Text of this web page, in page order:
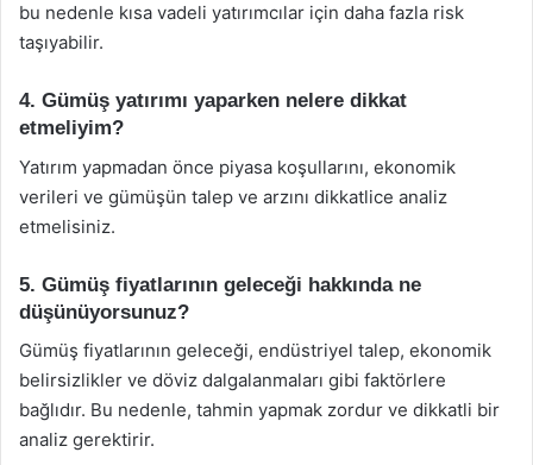
bu nedenle kısa vadeli yatırımcılar için daha fazla risk
taşıyabilir.
4. Gümüş yatırımı yaparken nelere dikkat
etmeliyim?
Yatırım yapmadan önce piyasa koşullarını, ekonomik
verileri ve gümüşün talep ve arzını dikkatlice analiz
etmelisiniz.
5. Gümüş fiyatlarının geleceği hakkında ne
düşünüyorsunuz?
Gümüş fiyatlarının geleceği, endüstriyel talep, ekonomik
belirsizlikler ve döviz dalgalanmaları gibi faktörlere
bağlıdır. Bu nedenle, tahmin yapmak zordur ve dikkatli bir
analiz gerektirir.